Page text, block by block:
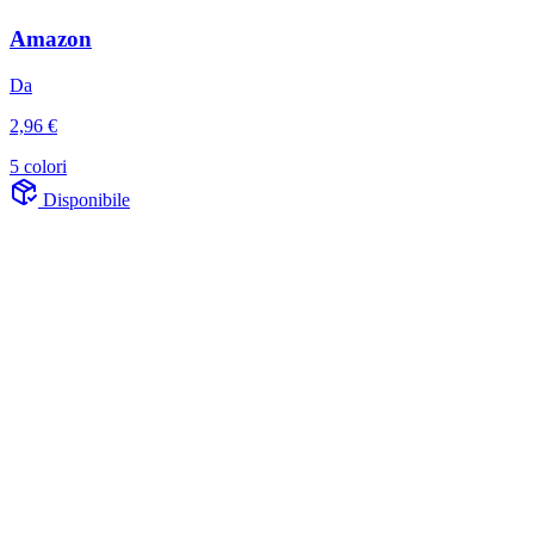
Amazon
Da
2,96 €
5 colori
Disponibile